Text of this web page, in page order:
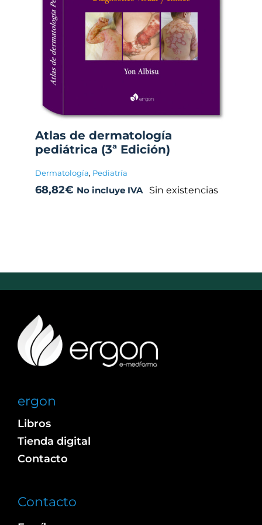
Atlas de dermatología
pediátrica (3ª Edición)
Dermatología, Pediatría
68,82€ No incluye IVA Sin existencias
ergon
Libros
Tienda digital
Contacto
Contacto